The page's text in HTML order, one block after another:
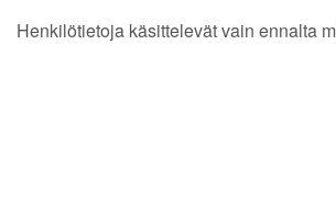
Henkilötietoja käsittelevät vain ennalta